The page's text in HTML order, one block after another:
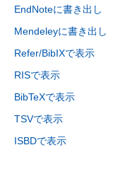
EndNoteに書き出し
Mendeleyに書き出し
Refer/BibIXで表示
RISで表示
BibTeXで表示
TSVで表示
ISBDで表示